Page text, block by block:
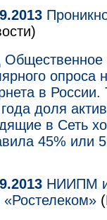
опроса
в
доля
в Сеть
45% или
НИИПМ и
«Ростелеком»